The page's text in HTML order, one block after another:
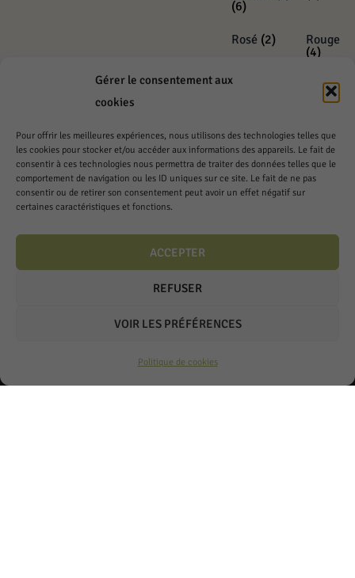
Gérer le consentement aux
cookies
Pour offrir les meilleures expériences, nous utilisons des technologies telles que
les cookies pour stocker et/ou accéder aux informations des appareils. Le fait de
consentir à ces technologies nous permettra de traiter des données telles que le
comportement de navigation ou les ID uniques sur ce site. Le fait de ne pas
consentir ou de retirer son consentement peut avoir un effet négatif sur
certaines caractéristiques et fonctions.
ACCEPTER
REFUSER
VOIR LES PRÉFÉRENCES
Politique de cookies
(6)
Rosé (2)
Rouge
(4)
Sans Alcool
Vin doux
Whisky(2)